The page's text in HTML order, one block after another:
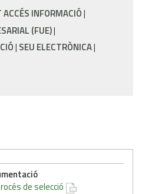
ACCÉS INFORMACIÓ
(FUE)
SEU ELECTRÒNICA
de selecció